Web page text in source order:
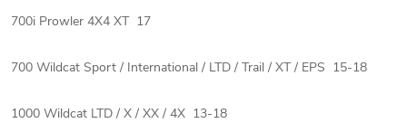
700i Prowler 4X4 XT 17
700 Wildcat Sport / International / LTD / Trail / XT / EPS 15-18
1000 Wildcat LTD / X / XX / 4X 13-18